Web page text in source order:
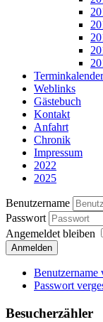
Terminkalender
Weblinks
Gästebuch
Kontakt
Anfahrt
Chronik
Impressum
2022
2025
Benutzername
Passwort
Angemeldet bleiben
Anmelden
Benutzername
Passwort
Besucherzähler